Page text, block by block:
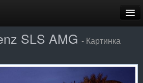
SLS AMG - Картинка